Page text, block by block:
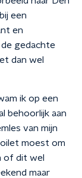
een
en
gedachte
dan wel
ik op een
behoorlijk aan
van mijn
moest om
of dit wel
maar